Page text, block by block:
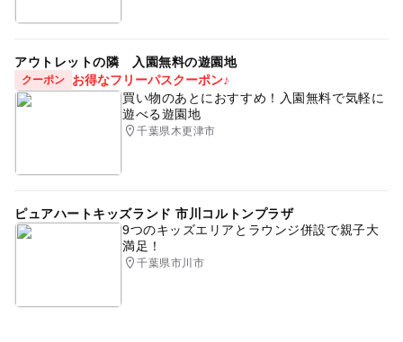
アウトレットの隣 入園無料の遊園地
クーポン
お得なフリーパスクーポン♪
買い物のあとにおすすめ！入園無料で気軽に
遊べる遊園地
千葉県木更津市
ピュアハートキッズランド 市川コルトンプラザ
9つのキッズエリアとラウンジ併設で親子大
満足！
千葉県市川市